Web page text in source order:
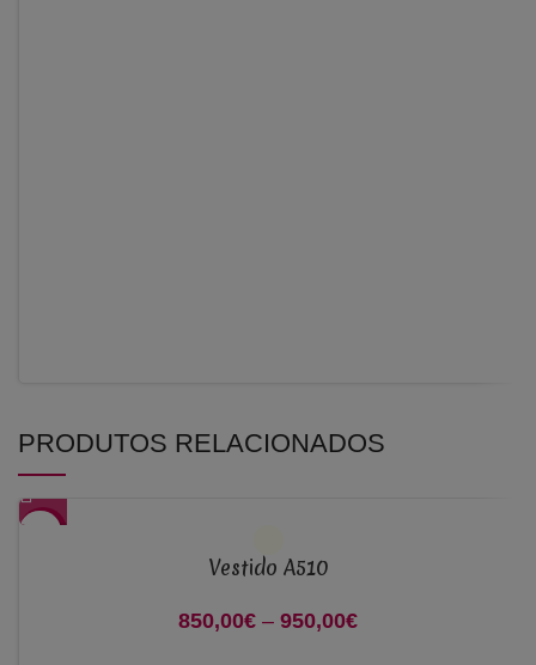
PRODUTOS RELACIONADOS
Vestido A510
850,00€ – 950,00€